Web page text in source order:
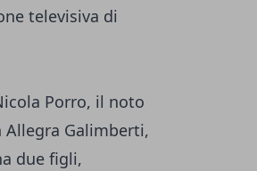
televisiva di
Porro, il noto
Galimberti,
due figli,